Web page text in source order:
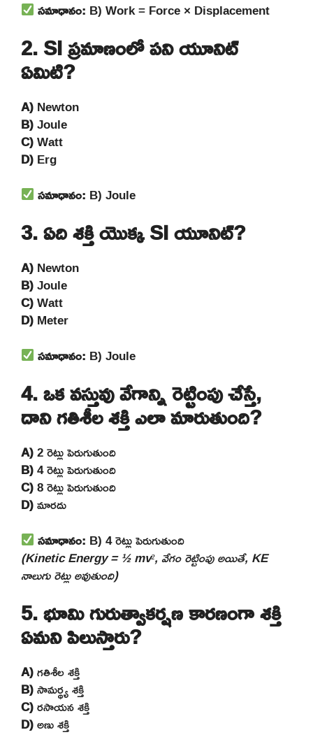
సమాధానం: B) Work = Force × Displacement
2. SI ప్రమాణంలో పని యూనిట్
ఏమిటి?
A)Newton
B)Joule
C)Watt
D)Erg
సమాధానం: B) Joule
3. ఏది శక్తి యొక్క SI యూనిట్?
A)Newton
B)Joule
C)Watt
D)Meter
సమాధానం: B) Joule
4. ఒక వస్తువు వేగాన్ని రెట్టింపు చేస్తే,
దాని గతిశీల శక్తి ఎలా మారుతుంది?
A)2 రెట్లు పెరుగుతుంది
B)4 రెట్లు పెరుగుతుంది
C)8 రెట్లు పెరుగుతుంది
D)మారదు
సమాధానం: B) 4 రెట్లు పెరుగుతుంది
(Kinetic Energy = ½ mv², వేగం రెట్టింపు అయితే, KE
నాలుగు రెట్లు అవుతుంది)
5. భూమి గురుత్వాకర్షణ కారణంగా శక్తి
ఏమని పిలుస్తారు?
A)గతిశీల శక్తి
B)సామర్థ్య శక్తి
C)రసాయన శక్తి
D)అణు శక్తి